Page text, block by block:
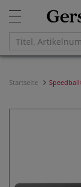
Startseite